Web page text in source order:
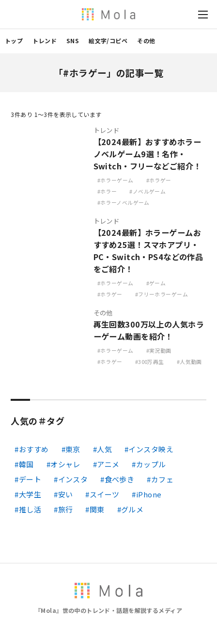
トップ トレンド SNS 絵文字/コピペ その他
「#ホラゲー」の記事一覧
3件あり 1〜3件を表示しています
トレンド
【2024最新】おすすめホラー
ノベルゲーム9選！名作・
Switch・フリーなどご紹介！
ホラーゲーム
ホラゲー
ホラー
ノベルゲーム
ホラーノベルゲーム
トレンド
【2024最新】ホラーゲームお
すすめ25選！スマホアプリ・
PC・Switch・PS4などの作品
をご紹介！
ホラーゲーム
ゲーム
ホラゲー
フリーホラーゲーム
その他
再生回数300万以上の人気ホラ
ーゲーム動画を紹介！
ホラーゲーム
実況動画
ホラゲー
300万再生 人気動画
人気の＃タグ
おすすめ 東京 人気
インスタ映え
韓国
オシャレ アニメ
カップル
デート
インスタ 食べ歩き
カフェ
大学生
安い スイーツ
iPhone
推し活
旅行 関東 グルメ
『Mola』世の中のトレンド・話題を解説するメディア